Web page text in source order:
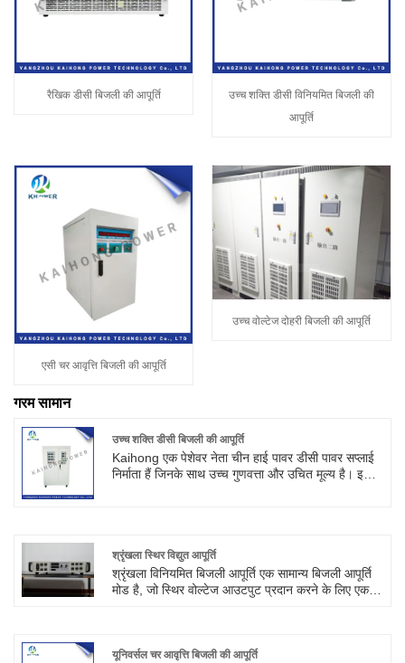
रैखिक डीसी बिजली की आपूर्ति
उच्च शक्ति डीसी विनियमित बिजली की
आपूर्ति
एसी चर आवृत्ति बिजली की आपूर्ति
उच्च वोल्टेज दोहरी बिजली की आपूर्ति
गरम सामान
उच्च शक्ति डीसी बिजली की आपूर्ति
Kaihong एक पेशेवर नेता चीन हाई पावर डीसी पावर सप्लाई
निर्माता हैं जिनके साथ उच्च गुणवत्ता और उचित मूल्य है। इसमें
श्रृंखला स्थिर विद्युत आपूर्ति
श्रृंखला विनियमित बिजली आपूर्ति एक सामान्य बिजली आपूर्ति
मोड है, जो स्थिर वोल्टेज आउटपुट प्रदान करने के लिए एक
आपूर्ति के लिए जिम्मेदार है। क्रम में कई विनियमित बिजली
यूनिवर्सल चर आवृत्ति बिजली की आपूर्ति